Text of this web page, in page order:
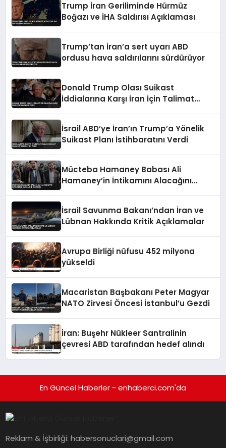
Trump İran Geriliminde Hürmüz
Boğazı ve İHA Saldırısı Açıklaması
Trump’tan İran’a sert uyarı ABD
ordusu hava saldırılarını sürdürüyor
Donald Trump Olası Suikast
İddialarına Karşı İran İçin Talimat
İsrail ABD’ye İran’ın Trump’a Yönelik
Suikast Planı İstihbaratını Verdi
Mücteba Hamaney Babası Ali
Hamaney’in İntikamını Alacağını
İsrail Savunma Bakanı’ndan İran ve
Lübnan Hakkında Kritik Açıklamalar
Avrupa Birliği nüfusu 452 milyona
yükseldi
Macaristan Başbakanı Peter Magyar
NATO Zirvesi Öncesi İstanbul’u Gezdi
İran: Buşehr Nükleer Santralinin
çevresi ABD tarafından hedef alındı
En Güncel Haberler - enhaberci.com'da
Reklam & İşbirliği:habersonuclari@gmail.com